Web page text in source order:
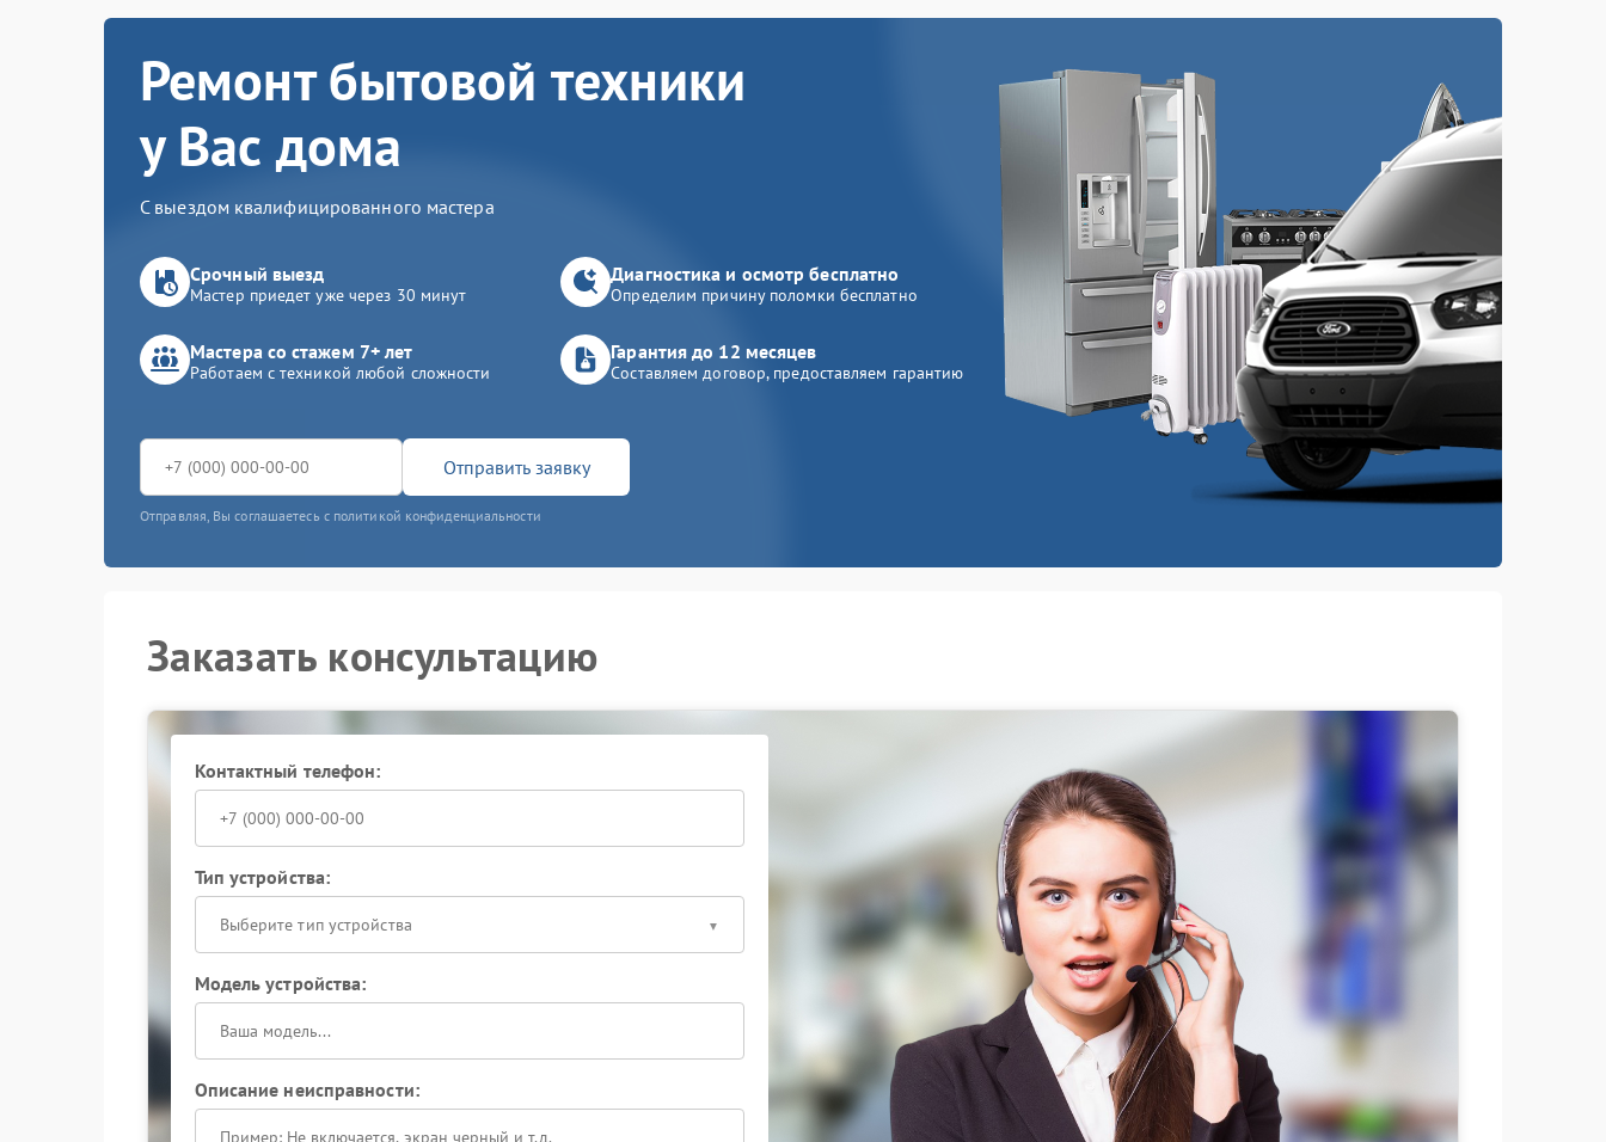
Ремонт бытовой техники
у Вас дома
С выездом квалифицированного мастера
Срочный выезд
Мастер приедет уже через 30 минут
Диагностика и осмотр бесплатно
Определим причину поломки бесплатно
Мастера со стажем 7+ лет
Работаем с техникой любой сложности
Гарантия до 12 месяцев
Составляем договор, предоставляем гарантию
Отправить заявку
Отправляя, Вы соглашаетесь с политикой конфиденциальности
Заказать консультацию
Контактный телефон:
Тип устройства:
Выберите тип устройства
Модель устройства:
Описание неисправности: